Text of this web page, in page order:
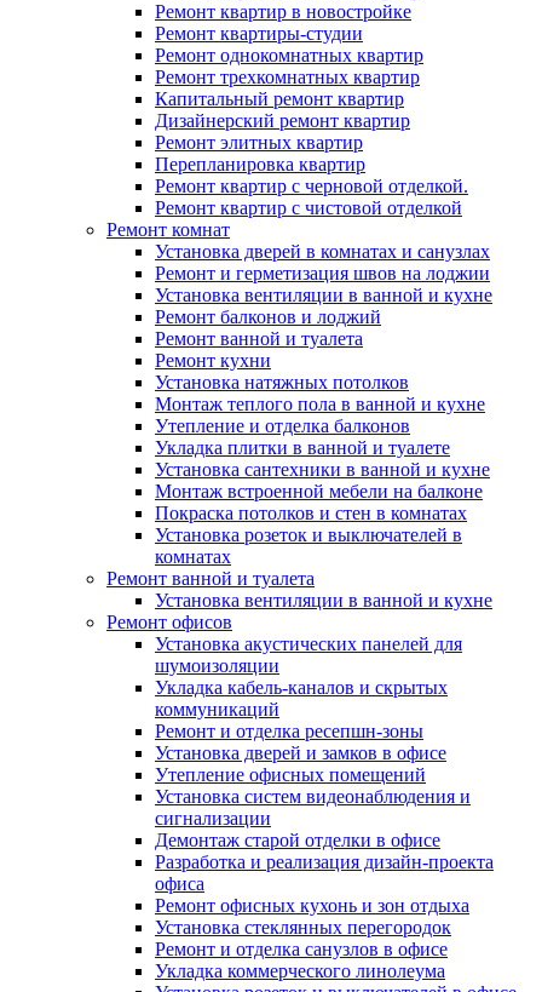
Ремонт квартир в новостройке
Ремонт квартиры-студии
Ремонт однокомнатных квартир
Ремонт трехкомнатных квартир
Капитальный ремонт квартир
Дизайнерский ремонт квартир
Ремонт элитных квартир
Перепланировка квартир
Ремонт квартир с черновой отделкой.
Ремонт квартир с чистовой отделкой
Ремонт комнат
Установка дверей в комнатах и санузлах
Ремонт и герметизация швов на лоджии
Установка вентиляции в ванной и кухне
Ремонт балконов и лоджий
Ремонт ванной и туалета
Ремонт кухни
Установка натяжных потолков
Монтаж теплого пола в ванной и кухне
Утепление и отделка балконов
Укладка плитки в ванной и туалете
Установка сантехники в ванной и кухне
Монтаж встроенной мебели на балконе
Покраска потолков и стен в комнатах
Установка розеток и выключателей в
комнатах
Ремонт ванной и туалета
Установка вентиляции в ванной и кухне
Ремонт офисов
Установка акустических панелей для
шумоизоляции
Укладка кабель-каналов и скрытых
коммуникаций
Ремонт и отделка ресепшн-зоны
Установка дверей и замков в офисе
Утепление офисных помещений
Установка систем видеонаблюдения и
сигнализации
Демонтаж старой отделки в офисе
Разработка и реализация дизайн-проекта
офиса
Ремонт офисных кухонь и зон отдыха
Установка стеклянных перегородок
Ремонт и отделка санузлов в офисе
Укладка коммерческого линолеума